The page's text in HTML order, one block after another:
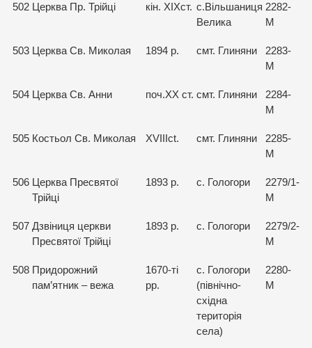
502 Церква Пр. Трійці кін. ХІХст. с.Вільшаниця
Велика
2282-
М
503 Церква Св. Миколая 1894 р. смт. Глиняни
2283-
М
504 Церква Св. Анни поч.ХХ ст. смт. Глиняни
2284-
М
505 Костьол Св. Миколая XVIIIct. смт. Глиняни
2285-
М
506 Церква Пресвятої
Трійці
1893 р. с. Гологори
2279/1-
М
507 Дзвіниця церкви
Пресвятої Трійці
1893 р. с. Гологори
2279/2-
М
508 Придорожний
пам’ятник – вежа
1670-ті
pp.
с. Гологори
(північно-
східна
територія
села)
2280-
М